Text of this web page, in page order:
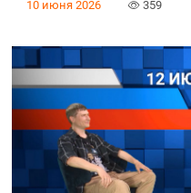
10 июня 2026 359